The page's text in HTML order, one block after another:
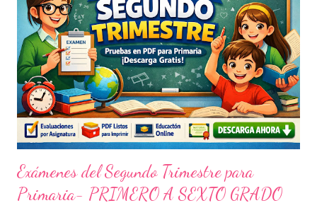
Exámenes del Segundo Trimestre para
Primaria- PRIMERO A SEXTO GRADO